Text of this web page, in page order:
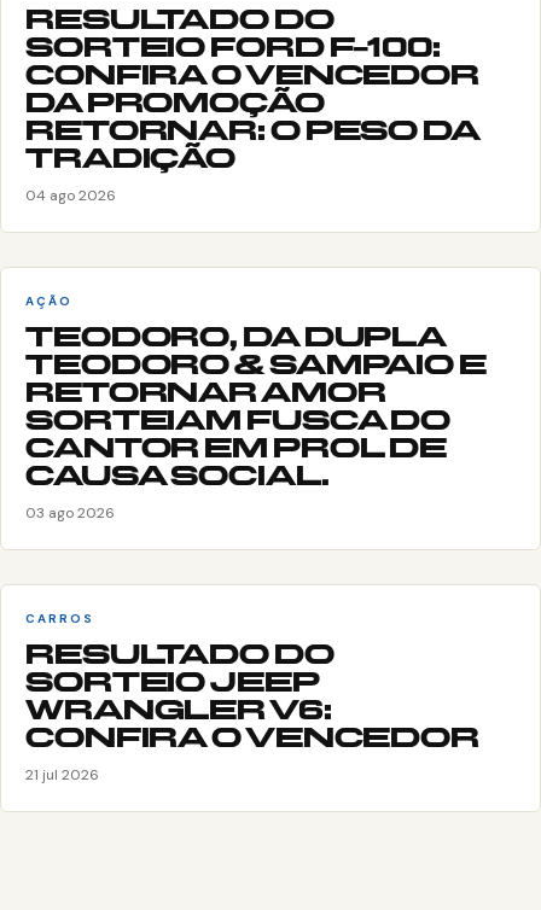
RESULTADO DO
SORTEIO FORD F-100:
CONFIRA O VENCEDOR
DA PROMOÇÃO
RETORNAR: O PESO DA
TRADIÇÃO
04 ago 2026
AÇÃO
TEODORO, DA DUPLA
TEODORO & SAMPAIO E
RETORNAR AMOR
SORTEIAM FUSCA DO
CANTOR EM PROL DE
CAUSA SOCIAL.
03 ago 2026
CARROS
RESULTADO DO
SORTEIO JEEP
WRANGLER V6:
CONFIRA O VENCEDOR
21 jul 2026